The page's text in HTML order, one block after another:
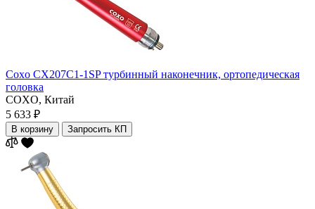
Coxo CX207C1-1SP турбинный наконечник, ортопедическая
головка
COXO, Китай
5 633 ₽
В корзину Запросить КП